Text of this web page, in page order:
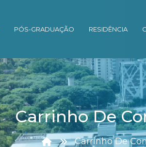
PÓS-GRADUAÇÃO RESIDÊNCIA
Carrinho De
Carrinho De